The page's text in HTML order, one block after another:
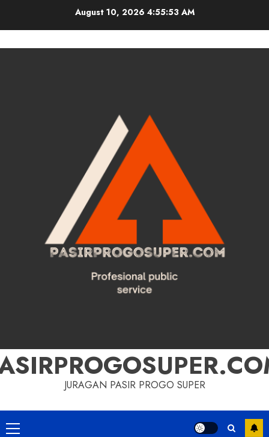
August 10, 2026 4:55:54 AM
JURAGAN PASIR PROGO SUPER
Primary